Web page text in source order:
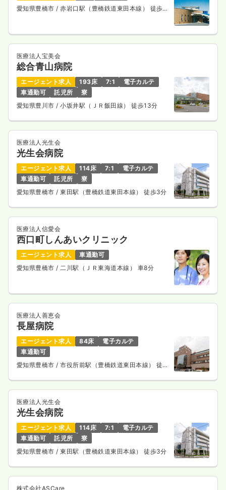
愛知県豊橋市/ 赤岩口駅（豊橋鉄道東田本線） 徒歩2
医療法人宝美会
総合青山病院
エージェント求人 193床 7:1
電子カルテ
車通勤可
託児所
寮
愛知県豊川市 / 小坂井駅（ＪＲ飯田線） 徒歩13分
医療法人光生会
光生会病院
エージェント求人 114床 7:1
電子カルテ
車通勤可
託児所
寮
愛知県豊橋市 / 東田駅（豊橋鉄道東田本線） 徒歩3分
医療法人信愛会
西口町しんあいクリニック
エージェント求人
車通勤可
愛知県豊橋市/ 二川駅（ＪＲ東海道本線） 車8分
医療法人善恵会
長屋病院
エージェント求人 84床
電子カルテ
車通勤可
愛知県豊橋市 / 市役所前駅（豊橋鉄道東田本線） 徒歩
医療法人光生会
光生会病院
エージェント求人 114床 7:1
電子カルテ
車通勤可
託児所
寮
愛知県豊橋市 / 東田駅（豊橋鉄道東田本線） 徒歩3分
株式会社ASCare